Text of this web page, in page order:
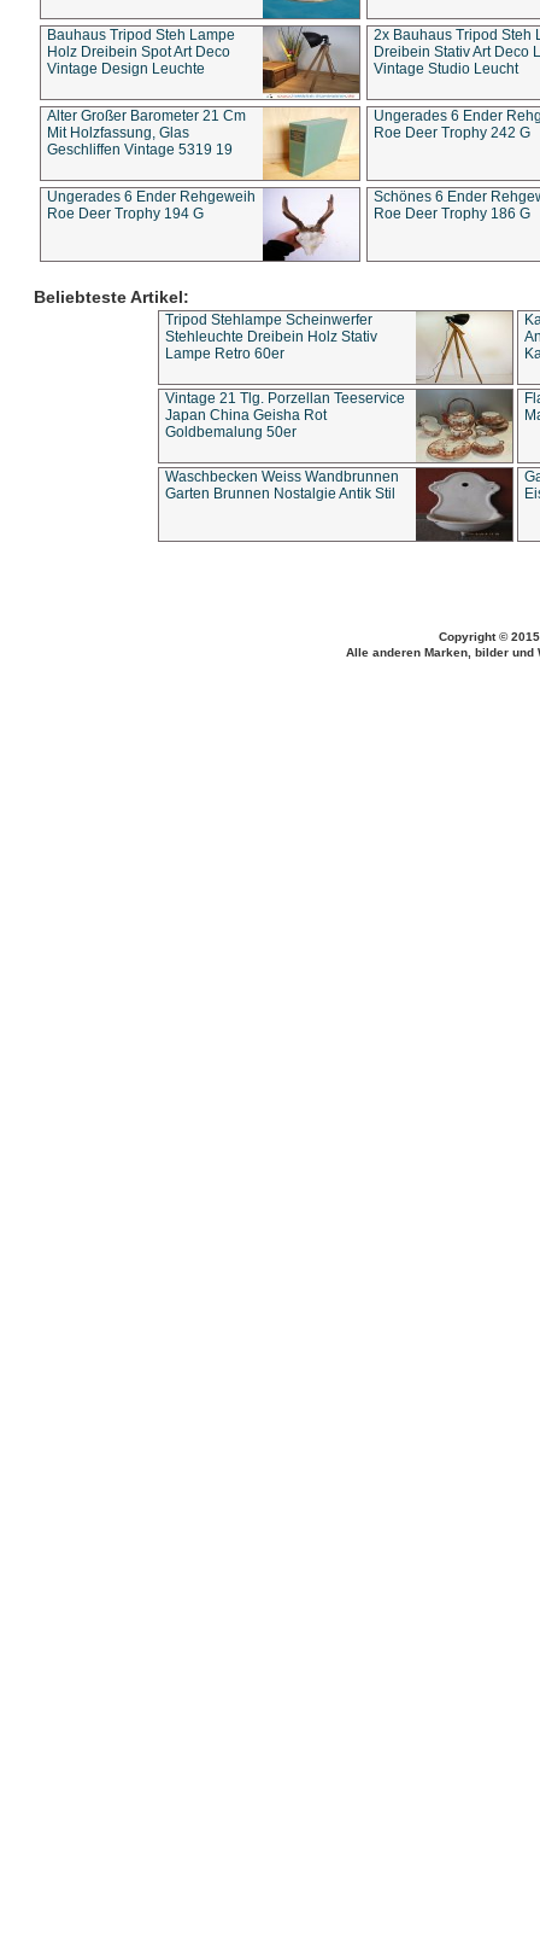
Bauhaus Tripod Steh Lampe
Holz Dreibein Spot Art Deco
Vintage Design Leuchte
2x Bauhaus Tripod Steh
Dreibein Stativ Art Deco
Vintage Studio Leucht
Alter Großer Barometer 21 Cm
Mit Holzfassung, Glas
Geschliffen Vintage 5319 19
Ungerades 6 Ender
Roe Deer Trophy 242 G
Ungerades 6 Ender Rehgeweih
Roe Deer Trophy 194 G
Schönes 6 Ender
Roe Deer Trophy 186 G
Beliebteste Artikel:
Tripod Stehlampe Scheinwerfer
Stehleuchte Dreibein Holz Stativ
Lampe Retro 60er
Vintage 21 Tlg. Porzellan Teeservice
Japan China Geisha Rot
Goldbemalung 50er
Waschbecken Weiss Wandbrunnen
Garten Brunnen Nostalgie Antik Stil
Copyright ©
Alle anderen Marken, bilder und